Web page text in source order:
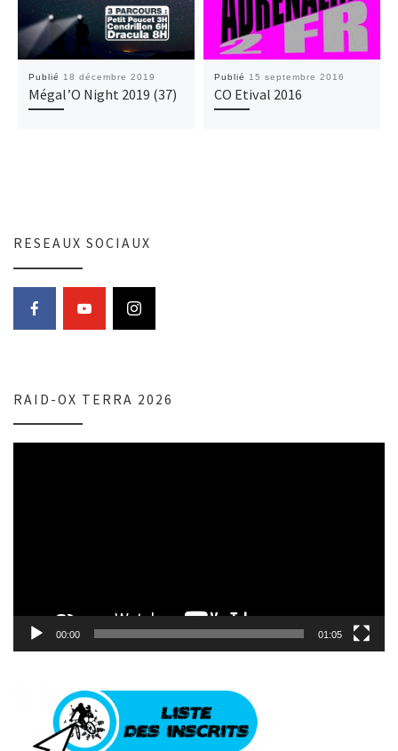
Publié 18 décembre 2019
Mégal’O Night 2019 (37)
Publié 15 septembre 2016
CO Etival 2016
RESEAUX SOCIAUX
RAID-OX TERRA 2026
00:00 01:05